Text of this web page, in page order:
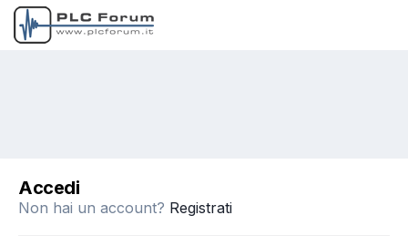
Accedi
Non hai un account? Registrati